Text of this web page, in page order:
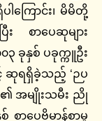
ြောင်း၊ မိမိတို့
း စာပေဆုများ
၃ ခုနှစ် ပခုက္ကူဦး
ရရှိခဲ့သည့် ‘ဉပ
၏ အမျိုးသမီး ညို
ာပေဗိမာန်စာမူ